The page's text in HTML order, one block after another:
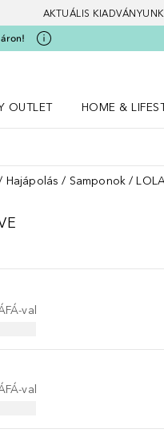
AKTUÁLIS KIADVÁNYUNK
OUTLET
HOME &
Hajápolás Samponok
val
val